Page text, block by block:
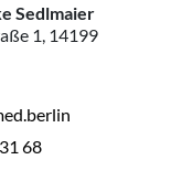
Sedlmaier
1, 14199
68